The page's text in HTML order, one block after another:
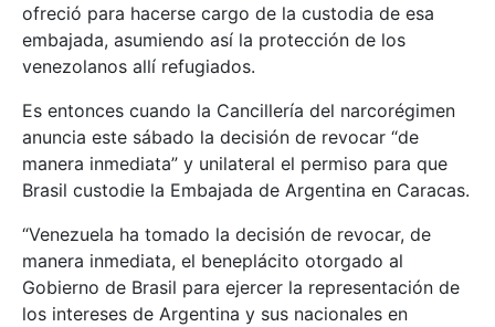
ofreció para hacerse cargo de la custodia de esa
embajada, asumiendo así la protección de los
venezolanos allí refugiados.
Es entonces cuando la Cancillería del narcorégimen
anuncia este sábado la decisión de revocar “de
manera inmediata” y unilateral el permiso para que
Brasil custodie la Embajada de Argentina en Caracas.
“Venezuela ha tomado la decisión de revocar, de
manera inmediata, el beneplácito otorgado al
Gobierno de Brasil para ejercer la representación de
los intereses de Argentina y sus nacionales en